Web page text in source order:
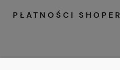
PŁATNOŚCI SHOPER